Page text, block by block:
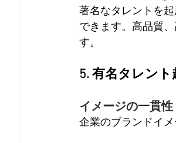
著名なタレントを
できます。高品質
す。
5. 有名タレン
イメージの一貫性
企業のブランドイ